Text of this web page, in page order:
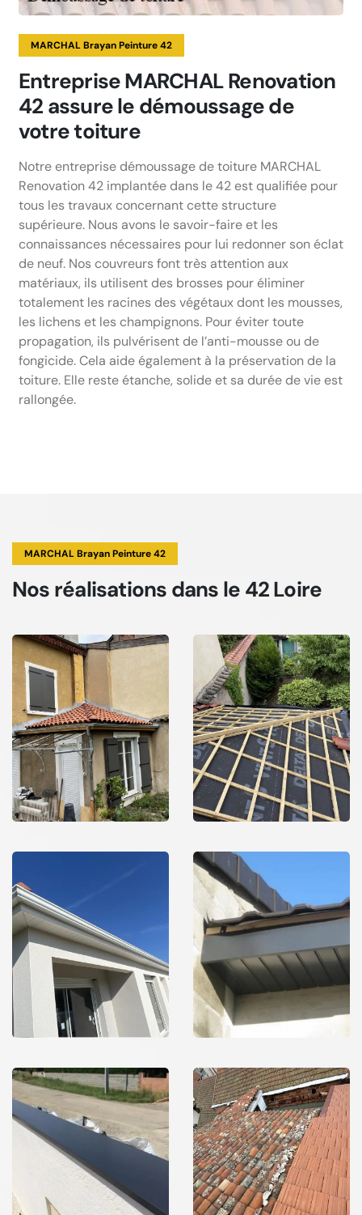
MARCHAL Brayan Peinture 42
Entreprise MARCHAL Renovation
42 assure le démoussage de
votre toiture
Notre entreprise démoussage de toiture MARCHAL
Renovation 42 implantée dans le 42 est qualifiée pour
tous les travaux concernant cette structure
supérieure. Nous avons le savoir-faire et les
connaissances nécessaires pour lui redonner son éclat
de neuf. Nos couvreurs font très attention aux
matériaux, ils utilisent des brosses pour éliminer
totalement les racines des végétaux dont les mousses,
les lichens et les champignons. Pour éviter toute
propagation, ils pulvérisent de l’anti-mousse ou de
fongicide. Cela aide également à la préservation de la
toiture. Elle reste étanche, solide et sa durée de vie est
rallongée.
MARCHAL Brayan Peinture 42
Nos réalisations dans le 42 Loire